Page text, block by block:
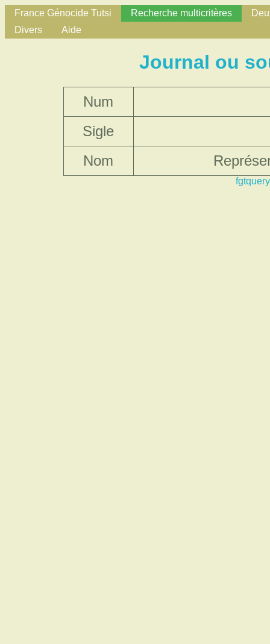
France Génocide Tutsi Recherche multicritères
Divers
Aide
Journal ou
Num
Sigle
Nom